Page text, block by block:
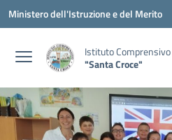
Vai ai contenuti
Vai al menu di navigazione
Vai al footer
Ministero dell'Istruzione e del Merito
Istituto Comprensivo
"Santa Croce"